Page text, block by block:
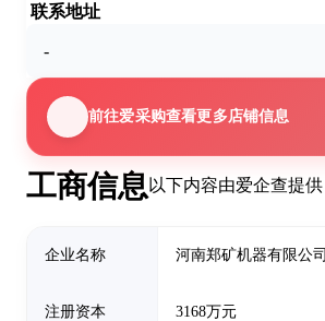
工商信息 以下内容由爱企查提供
企业名称 河南郑矿机器有限公司
注册资本 3168万元
联系地址
-
前往爱采购查看更多店铺信息